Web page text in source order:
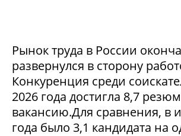
Рынок труда в России
развернулся в сторону
Конкуренция среди
2026 года достигла 8,7
вакансию.Для сравнения, в
года было 3,1 кандидата на